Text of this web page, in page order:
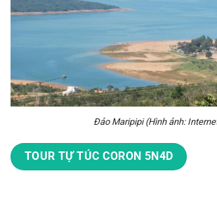
Đảo Maripipi(Hình ảnh:
TOUR TỰ TÚC CORON 5N4D